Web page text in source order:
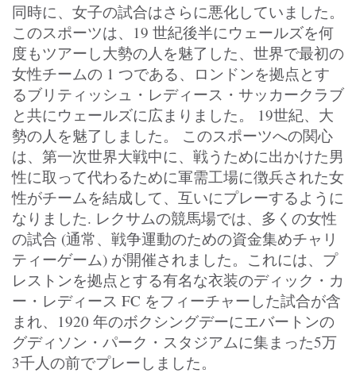
同時に、女子の試合はさらに悪化していました。
このスポーツは、19 世紀後半にウェールズを何
度もツアーし大勢の人を魅了した、世界で最初の
女性チームの 1 つである、ロンドンを拠点とす
るブリティッシュ・レディース・サッカークラブ
と共にウェールズに広まりました。 19世紀、大
勢の人を魅了しました。 このスポーツへの関心
は、第一次世界大戦中に、戦うために出かけた男
性に取って代わるために軍需工場に徴兵された女
性がチームを結成して、互いにプレーするように
なりました. レクサムの競馬場では、多くの女性
の試合 (通常、戦争運動のための資金集めチャリ
ティーゲーム) が開催されました。これには、プ
レストンを拠点とする有名な衣装のディック・カ
ー・レディース FC をフィーチャーした試合が含
まれ、1920 年のボクシングデーにエバートンの
グディソン・パーク・スタジアムに集まった5万
3千人の前でプレーしました。